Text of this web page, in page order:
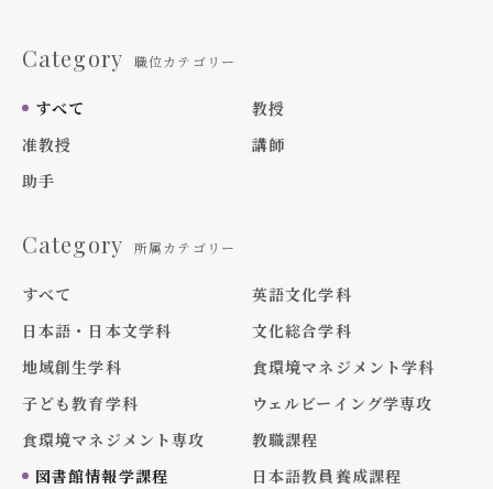
Category 職位カテゴリー
すべて
教授
准教授
講師
助手
Category 所属カテゴリー
すべて
英語文化学科
日本語・日本文学科
文化総合学科
地域創生学科
食環境マネジメント学科
子ども教育学科
ウェルビーイング学専攻
食環境マネジメント専攻
教職課程
図書館情報学課程
日本語教員養成課程